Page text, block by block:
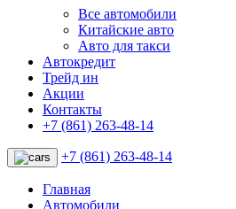
Все автомобили
Китайские авто
Авто для такси
Автокредит
Трейд ин
Акции
Контакты
+7 (861) 263-48-14
+7 (861) 263-48-14
Главная
Автомобили